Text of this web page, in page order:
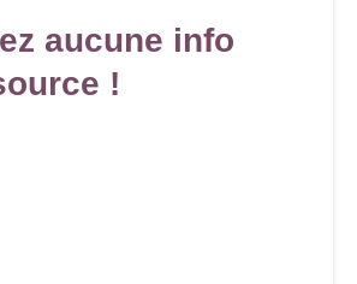
aucune info
!